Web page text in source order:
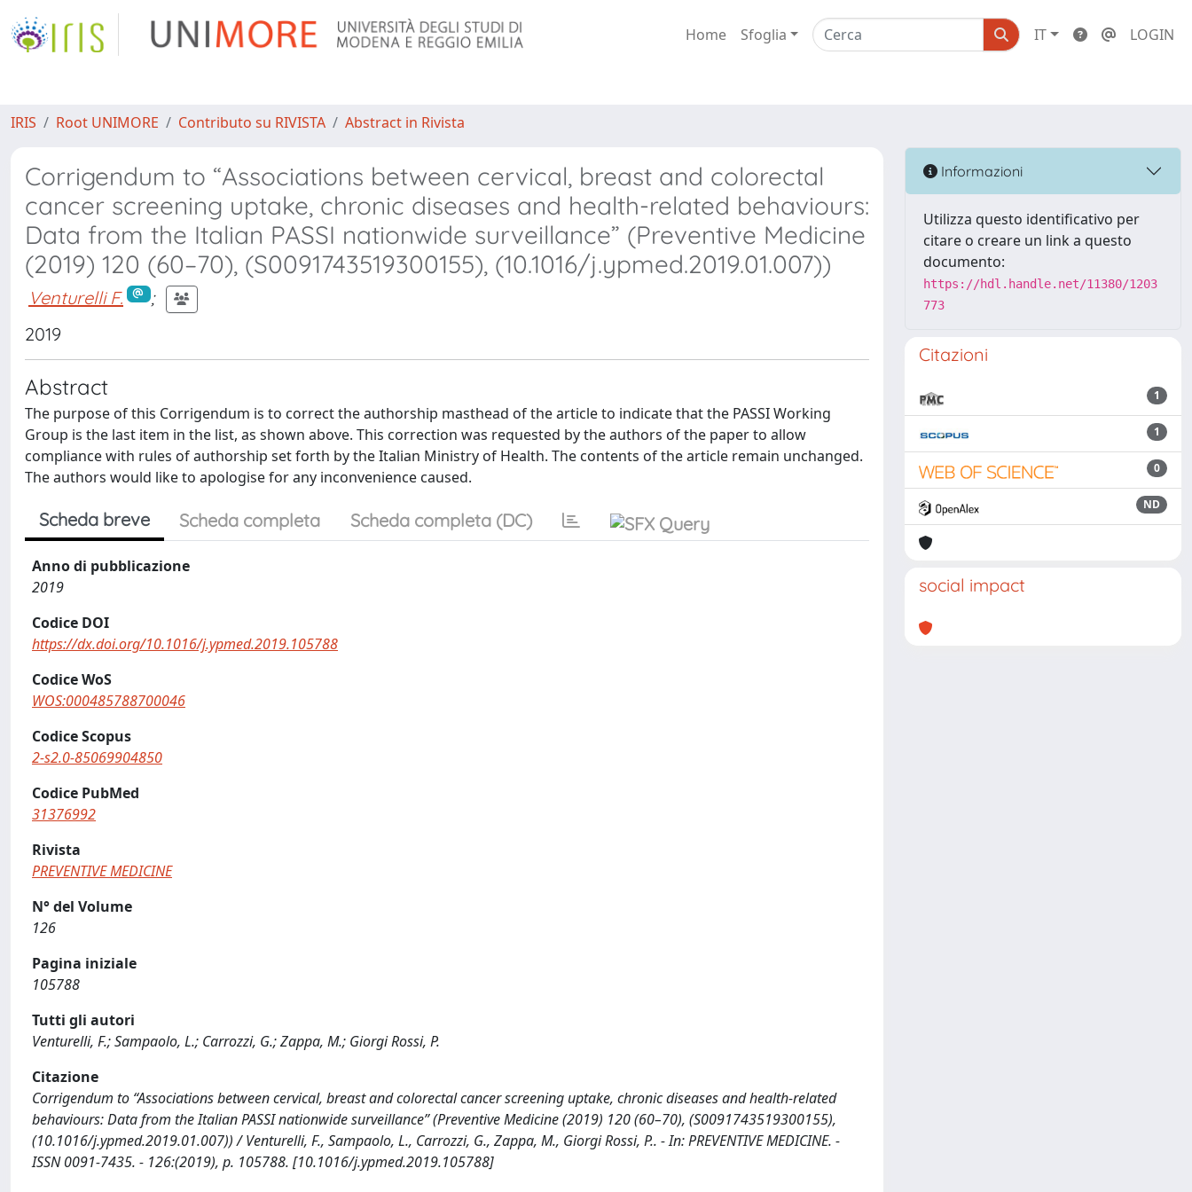
Home Sfoglia IT LOGIN
IRIS Root UNIMORE Contributo su RIVISTA Abstract in Rivista
Corrigendum to “Associations between cervical, breast and colorectal
cancer screening uptake, chronic diseases and health-related behaviours:
Data from the Italian PASSI nationwide surveillance” (Preventive Medicine
(2019) 120 (60–70), (S0091743519300155), (10.1016/j.ypmed.2019.01.007))
Venturelli F.
;
2019
Abstract
The purpose of this Corrigendum is to correct the authorship masthead of the article to indicate that the PASSI Working
Group is the last item in the list, as shown above. This correction was requested by the authors of the paper to allow
compliance with rules of authorship set forth by the Italian Ministry of Health. The contents of the article remain unchanged.
The authors would like to apologise for any inconvenience caused.
Scheda breve Scheda completa Scheda completa (DC)
Anno di pubblicazione
2019
Codice DOI
https://dx.doi.org/10.1016/j.ypmed.2019.105788
Codice WoS
WOS:000485788700046
Codice Scopus
2-s2.0-85069904850
Codice PubMed
31376992
Rivista
PREVENTIVE MEDICINE
N° del Volume
126
Pagina iniziale
105788
Tutti gli autori
Venturelli, F.; Sampaolo, L.; Carrozzi, G.; Zappa, M.; Giorgi Rossi, P.
Citazione
Corrigendum to “Associations between cervical, breast and colorectal cancer screening uptake, chronic diseases and health-related
behaviours: Data from the Italian PASSI nationwide surveillance” (Preventive Medicine (2019) 120 (60–70), (S0091743519300155),
(10.1016/j.ypmed.2019.01.007)) / Venturelli, F., Sampaolo, L., Carrozzi, G., Zappa, M., Giorgi Rossi, P.. - In: PREVENTIVE MEDICINE. -
ISSN 0091-7435. - 126:(2019), p. 105788. [10.1016/j.ypmed.2019.105788]
Informazioni
Utilizza questo identificativo per
citare o creare un link a questo
documento:
https://hdl.handle.net/11380/1203
773
Citazioni
1
1
0
ND
social impact